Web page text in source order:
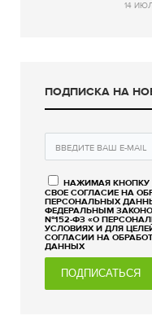
14
ПОДПИСКА НА
НАЖИМАЯ КНОПКУ
СВОЕ СОГЛАСИЕ НА
ПЕРСОНАЛЬНЫХ
ФЕДЕРАЛЬНЫМ
№152-ФЗ «О
УСЛОВИЯХ И ДЛЯ
СОГЛАСИИ НА
ДАННЫХ
ПОДПИСАТЬСЯ